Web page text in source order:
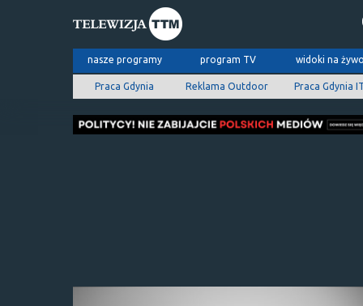
nasze programy program TV widoki na
Praca Gdynia Reklama Outdoor Praca Gdynia